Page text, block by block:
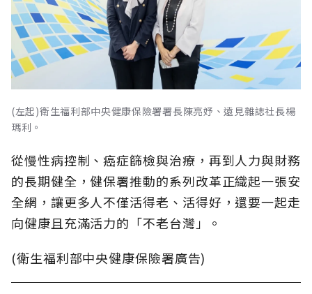
(左起)衛生福利部中央健康保險署署長陳亮妤、遠見雜誌社長楊
瑪利。
從慢性病控制、癌症篩檢與治療，再到人力與財務
的長期健全，健保署推動的系列改革正織起一張安
全網，讓更多人不僅活得老、活得好，還要一起走
向健康且充滿活力的「不老台灣」。
(衛生福利部中央健康保險署廣告)